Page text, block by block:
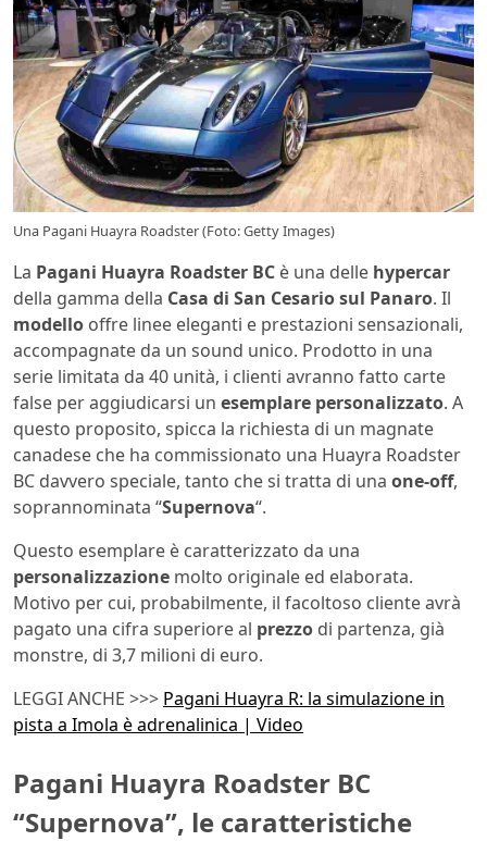
Una Pagani Huayra Roadster (Foto: Getty Images)
La Pagani Huayra Roadster BC è una delle hypercar
della gamma della Casa di San Cesario sul Panaro. Il
modello offre linee eleganti e prestazioni sensazionali,
accompagnate da un sound unico. Prodotto in una
serie limitata da 40 unità, i clienti avranno fatto carte
false per aggiudicarsi un esemplare personalizzato. A
questo proposito, spicca la richiesta di un magnate
canadese che ha commissionato una Huayra Roadster
BC davvero speciale, tanto che si tratta di una one-off,
soprannominata “Supernova“.
Questo esemplare è caratterizzato da una
personalizzazione molto originale ed elaborata.
Motivo per cui, probabilmente, il facoltoso cliente avrà
pagato una cifra superiore al prezzo di partenza, già
monstre, di 3,7 milioni di euro.
LEGGI ANCHE >>> Pagani Huayra R: la simulazione in
pista a Imola è adrenalinica | Video
Pagani Huayra Roadster BC
“Supernova”, le caratteristiche